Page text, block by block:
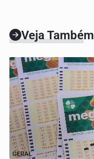
Veja Também
GERAL